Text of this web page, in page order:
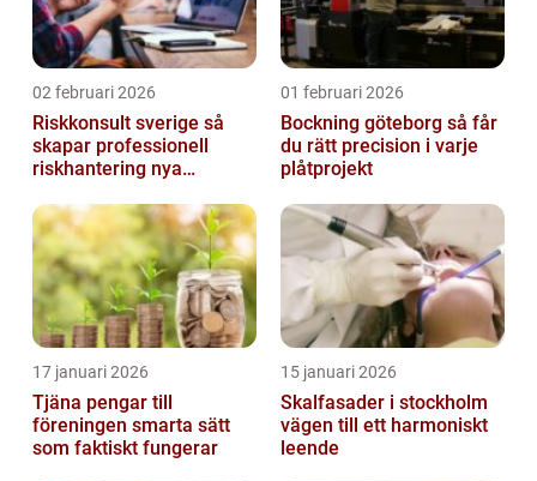
02 februari 2026
Riskkonsult sverige så
skapar professionell
riskhantering nya
01 februari 2026
Bockning göteborg så får
du rätt precision i varje
plåtprojekt
17 januari 2026
Tjäna pengar till
föreningen smarta sätt
som faktiskt fungerar
15 januari 2026
Skalfasader i stockholm
vägen till ett harmoniskt
leende